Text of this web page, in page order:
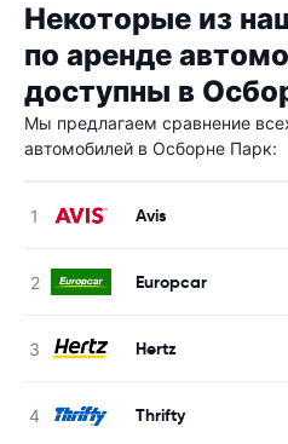
Некоторые из
по аренде
доступны в
Мы предлагаем сравнение
автомобилей в Осборне Парк:
Avis
Europcar
Hertz
Thrifty